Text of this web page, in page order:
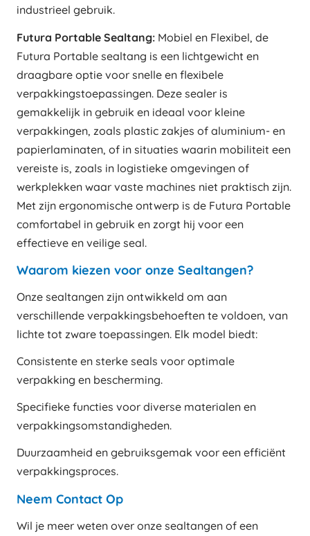
industrieel gebruik.
Futura Portable Sealtang: Mobiel en Flexibel, de
Futura Portable sealtang is een lichtgewicht en
draagbare optie voor snelle en flexibele
verpakkingstoepassingen. Deze sealer is
gemakkelijk in gebruik en ideaal voor kleine
verpakkingen, zoals plastic zakjes of aluminium- en
papierlaminaten, of in situaties waarin mobiliteit een
vereiste is, zoals in logistieke omgevingen of
werkplekken waar vaste machines niet praktisch zijn.
Met zijn ergonomische ontwerp is de Futura Portable
comfortabel in gebruik en zorgt hij voor een
effectieve en veilige seal.
Waarom kiezen voor onze Sealtangen?
Onze sealtangen zijn ontwikkeld om aan
verschillende verpakkingsbehoeften te voldoen, van
lichte tot zware toepassingen. Elk model biedt:
Consistente en sterke seals voor optimale
verpakking en bescherming.
Specifieke functies voor diverse materialen en
verpakkingsomstandigheden.
Duurzaamheid en gebruiksgemak voor een efficiënt
verpakkingsproces.
Neem Contact Op
Wil je meer weten over onze sealtangen of een